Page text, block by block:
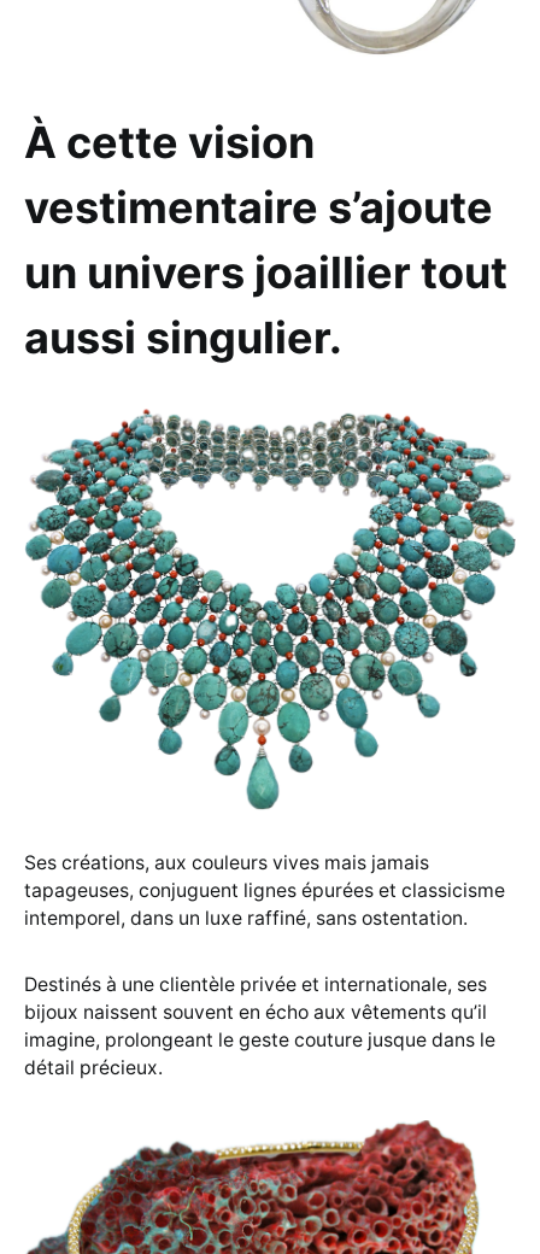
À cette vision
vestimentaire s’ajoute
un univers joaillier tout
aussi singulier.
Ses créations, aux couleurs vives mais jamais
tapageuses, conjuguent lignes épurées et classicisme
intemporel, dans un luxe raffiné, sans ostentation.
Destinés à une clientèle privée et internationale, ses
bijoux naissent souvent en écho aux vêtements qu’il
imagine, prolongeant le geste couture jusque dans le
détail précieux.